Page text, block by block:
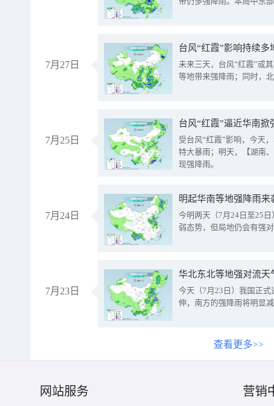
7月27日
台风“红霞”影响持续
未来三天，台风“红霞”或
等地带来强降雨；同时，
7月25日
台风“红霞”逼近华南
受台风“红霞”影响，今天
特大暴雨；明天，【湖南
现强降雨。
7月24日
明起华南等地强降雨
今明两天（7月24日至25
弱态势，但局地仍会有强
7月23日
华北东北等地强对流天
今天（7月23日）我国正
伸，南方的强降雨将明显
查看更多>>
网站服务 营销